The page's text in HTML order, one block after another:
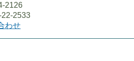
2126
2533
わせ